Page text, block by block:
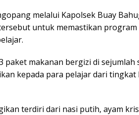
melalui Kapolsek Buay
untuk memastikan program
paket makanan bergizi di sejumlah
kepada para pelajar dari tingkat
terdiri dari nasi putih, ayam